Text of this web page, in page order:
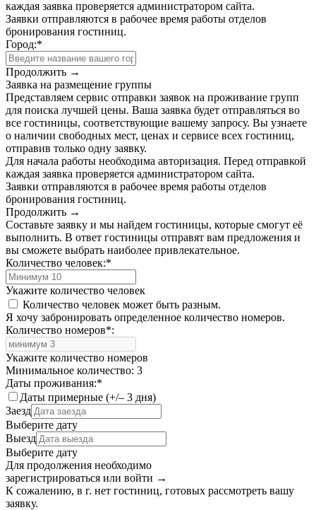
каждая заявка проверяется администратором сайта.
Заявки отправляются в рабочее время работы отделов
бронирования гостиниц.
Город:*
Продолжить →
Заявка на размещение группы
Представляем сервис отправки заявок на проживание групп
для поиска лучшей цены. Ваша заявка будет отправляться во
все гостиницы, соответствующие вашему запросу. Вы узнаете
о наличии свободных мест, ценах и сервисе всех гостиниц,
отправив только одну заявку.
Для начала работы необходима авторизация. Перед отправкой
каждая заявка проверяется администратором сайта.
Заявки отправляются в рабочее время работы отделов
бронирования гостиниц.
Продолжить →
Составьте заявку и мы найдем гостиницы, которые смогут её
выполнить. В ответ гостиницы отправят вам предложения и
вы сможете выбрать наиболее привлекательное.
Количество человек:*
Укажите количество человек
Количество человек может быть разным.
Я хочу забронировать определенное количество номеров.
Количество номеров*:
Укажите количество номеров
Минимальное количество: 3
Даты проживания:*
Даты примерные (+/– 3 дня)
Заезд
Выберите дату
Выезд
Выберите дату
Для продолжения необходимо
зарегистрироваться или войти →
К сожалению, в г. нет гостиниц, готовых рассмотреть вашу
заявку.